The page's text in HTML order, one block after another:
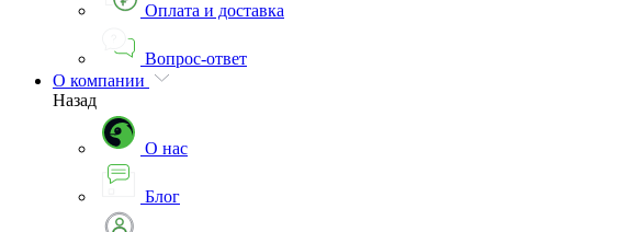
Оплата и доставка
Вопрос-ответ
О компании
Назад
О нас
Блог